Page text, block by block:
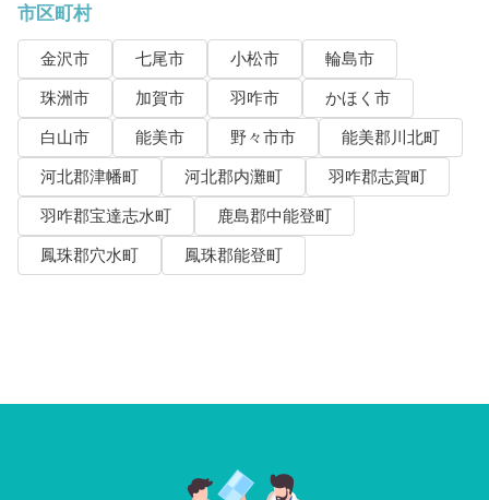
市区町村
金沢市 七尾市 小松市
輪島市
珠洲市
加賀市 羽咋市
かほく市
白山市
能美市 野々市市
能美郡川北町
河北郡津幡町
河北郡内灘町
羽咋郡志賀町
羽咋郡宝達志水町
鹿島郡中能登町
鳳珠郡穴水町
鳳珠郡能登町